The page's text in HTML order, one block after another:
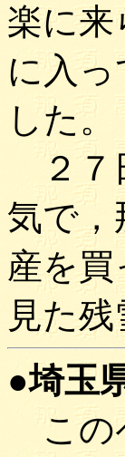
楽に
に入
した。
２７
気で，
産を
見た
●埼玉
この